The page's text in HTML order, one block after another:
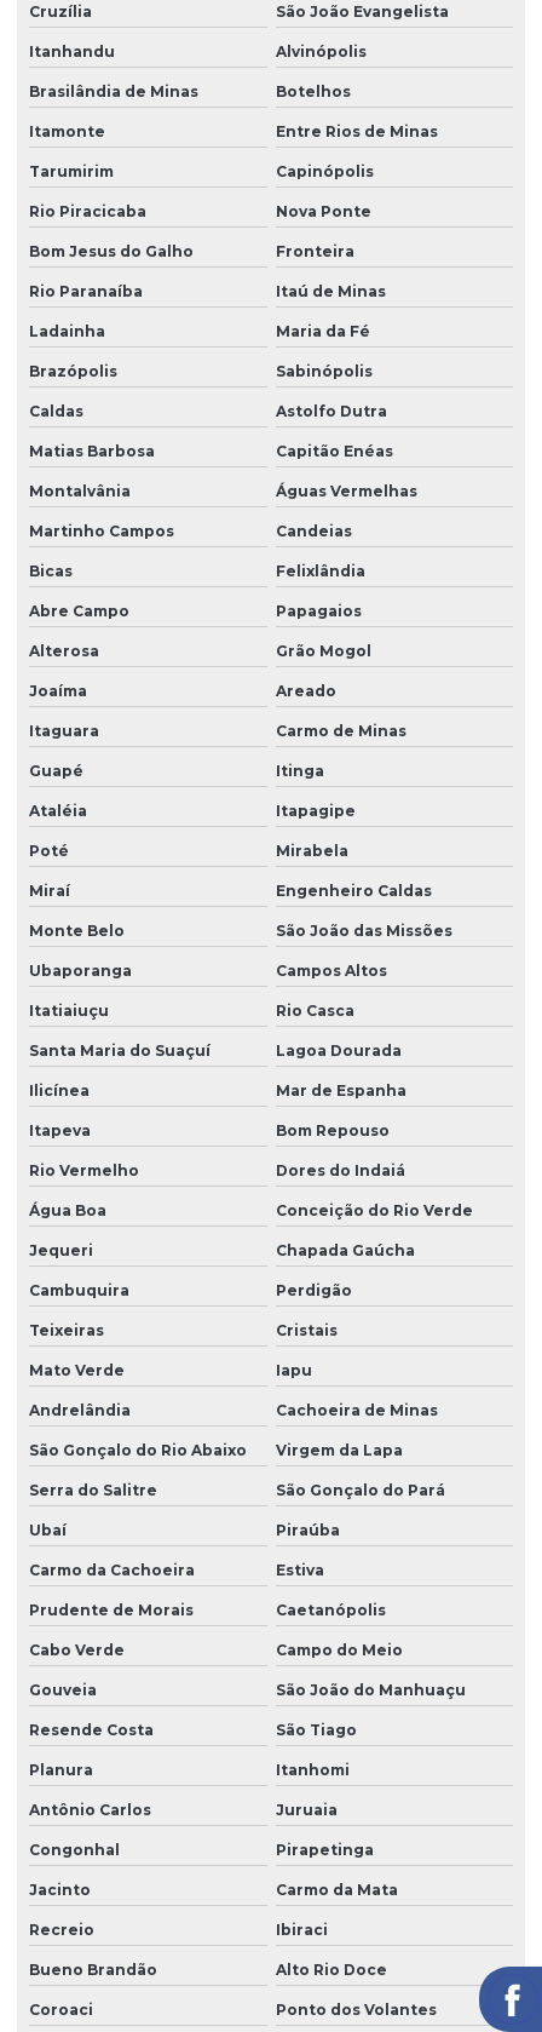
Cruzília São João Evangelista
Itanhandu Alvinópolis
Brasilândia de Minas Botelhos
Itamonte Entre Rios de Minas
Tarumirim Capinópolis
Rio Piracicaba Nova Ponte
Bom Jesus do Galho Fronteira
Rio Paranaíba Itaú de Minas
Ladainha Maria da Fé
Brazópolis Sabinópolis
Caldas Astolfo Dutra
Matias Barbosa Capitão Enéas
Montalvânia Águas Vermelhas
Martinho Campos Candeias
Bicas Felixlândia
Abre Campo Papagaios
Alterosa Grão Mogol
Joaíma Areado
Itaguara Carmo de Minas
Guapé Itinga
Ataléia Itapagipe
Poté Mirabela
Miraí Engenheiro Caldas
Monte Belo São João das Missões
Ubaporanga Campos Altos
Itatiaiuçu Rio Casca
Santa Maria do Suaçuí Lagoa Dourada
Ilicínea Mar de Espanha
Itapeva Bom Repouso
Rio Vermelho Dores do Indaiá
Água Boa Conceição do Rio Verde
Jequeri Chapada Gaúcha
Cambuquira Perdigão
Teixeiras Cristais
Mato Verde Iapu
Andrelândia Cachoeira de Minas
São Gonçalo do Rio Abaixo Virgem da Lapa
Serra do Salitre São Gonçalo do Pará
Ubaí Piraúba
Carmo da Cachoeira Estiva
Prudente de Morais Caetanópolis
Cabo Verde Campo do Meio
Gouveia São João do Manhuaçu
Resende Costa São Tiago
Planura Itanhomi
Antônio Carlos Juruaia
Congonhal Pirapetinga
Jacinto Carmo da Mata
Recreio Ibiraci
Bueno Brandão Alto Rio Doce
Coroaci Ponto dos Volantes